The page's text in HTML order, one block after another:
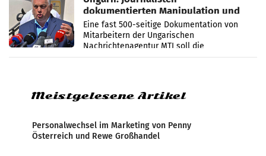
dokumentierten Manipulation und
Zensur
Eine fast 500-seitige Dokumentation von
Mitarbeitern der Ungarischen
Nachrichtenagentur MTI soll die
systematische Nachrichten-Manipulation und
Meistgelesene Artikel
Personalwechsel im Marketing von Penny
Österreich und Rewe Großhandel